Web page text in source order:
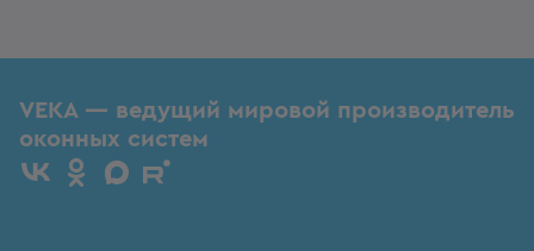
VEKA — ведущий мировой производитель
оконных систем